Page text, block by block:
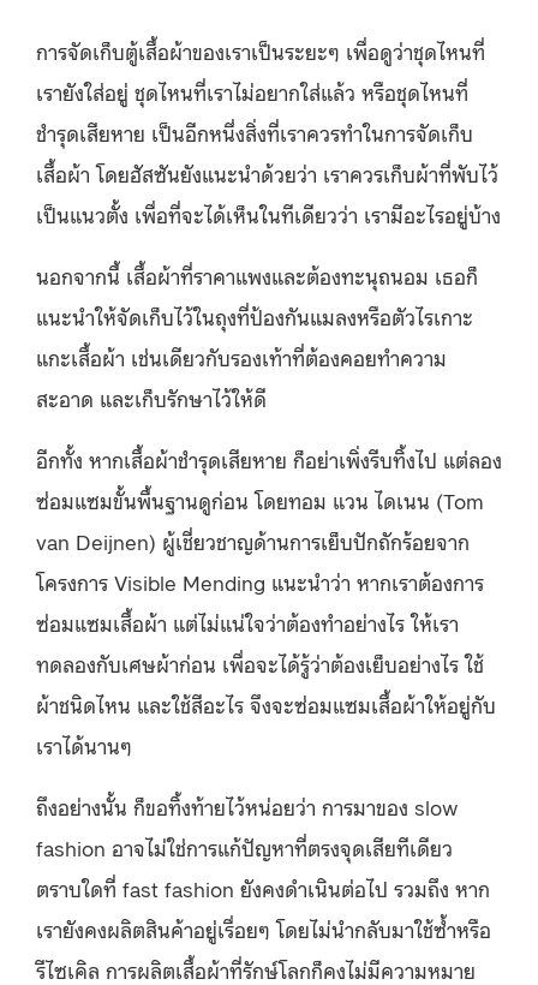
การจัดเก็บตู้เสื้อผ้าของเราเป็นระยะๆ เพื่อดูว่าชุดไหนที่
เรายังใส่อยู่ ชุดไหนที่เราไม่อยากใส่แล้ว หรือชุดไหนที่
ชำรุดเสียหาย เป็นอีกหนึ่งสิ่งที่เราควรทำในการจัดเก็บ
เสื้อผ้า โดยฮัสซันยังแนะนำด้วยว่า เราควรเก็บผ้าที่พับไว้
เป็นแนวตั้ง เพื่อที่จะได้เห็นในทีเดียวว่า เรามีอะไรอยู่บ้าง
นอกจากนี้ เสื้อผ้าที่ราคาแพงและต้องทะนุถนอม เธอก็
แนะนำให้จัดเก็บไว้ในถุงที่ป้องกันแมลงหรือตัวไรเกาะ
แกะเสื้อผ้า เช่นเดียวกับรองเท้าที่ต้องคอยทำความ
สะอาด และเก็บรักษาไว้ให้ดี
อีกทั้ง หากเสื้อผ้าชำรุดเสียหาย ก็อย่าเพิ่งรีบทิ้งไป แต่ลอง
ซ่อมแซมขั้นพื้นฐานดูก่อน โดยทอม แวน ไดเนน (Tom
van Deijnen) ผู้เชี่ยวชาญด้านการเย็บปักถักร้อยจาก
โครงการ Visible Mending แนะนำว่า หากเราต้องการ
ซ่อมแซมเสื้อผ้า แต่ไม่แน่ใจว่าต้องทำอย่างไร ให้เรา
ทดลองกับเศษผ้าก่อน เพื่อจะได้รู้ว่าต้องเย็บอย่างไร ใช้
ผ้าชนิดไหน และใช้สีอะไร จึงจะซ่อมแซมเสื้อผ้าให้อยู่กับ
เราได้นานๆ
ถึงอย่างนั้น ก็ขอทิ้งท้ายไว้หน่อยว่า การมาของ slow
fashion อาจไม่ใช่การแก้ปัญหาที่ตรงจุดเสียทีเดียว
ตราบใดที่ fast fashion ยังคงดำเนินต่อไป รวมถึง หาก
เรายังคงผลิตสินค้าอยู่เรื่อยๆ โดยไม่นำกลับมาใช้ซ้ำหรือ
รีไซเคิล การผลิตเสื้อผ้าที่รักษ์โลกก็คงไม่มีความหมาย